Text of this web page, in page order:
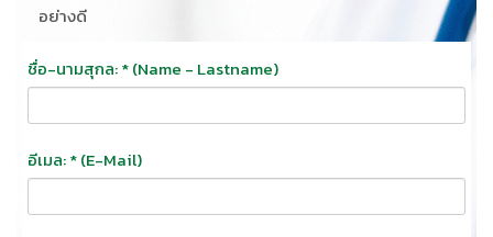
อย่างดี
ชื่อ-นามสุกล: * (Name - Lastname)
อีเมล: * (E-Mail)